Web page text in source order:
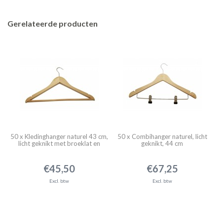
Gerelateerde producten
50 x Kledinghanger naturel 43 cm,
licht geknikt met broeklat en
€45,50
Excl. btw
50 x Combihanger naturel, licht
geknikt, 44 cm
€67,25
Excl. btw